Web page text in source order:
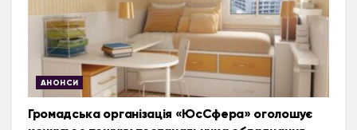
АНОНСИ
Громадська організація «ЮсСфера» оголошує